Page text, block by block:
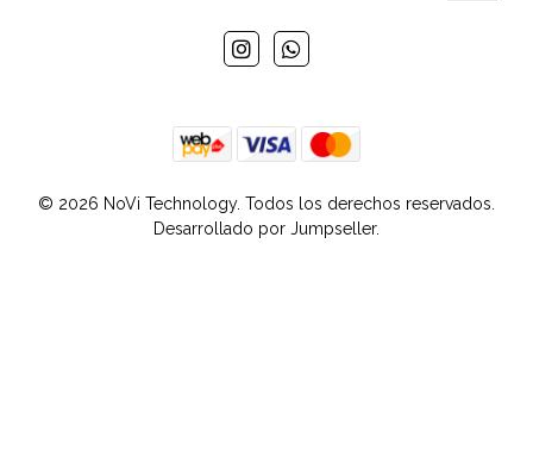
© 2026 NoVi Technology. Todos los derechos reservados.
Desarrollado por Jumpseller.